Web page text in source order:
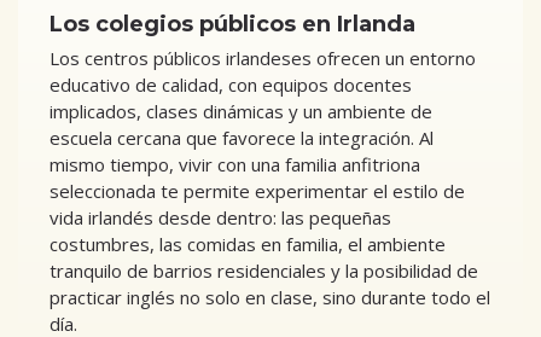
Los colegios públicos en Irlanda
Los centros públicos irlandeses ofrecen un entorno
educativo de calidad, con equipos docentes
implicados, clases dinámicas y un ambiente de
escuela cercana que favorece la integración. Al
mismo tiempo, vivir con una familia anfitriona
seleccionada te permite experimentar el estilo de
vida irlandés desde dentro: las pequeñas
costumbres, las comidas en familia, el ambiente
tranquilo de barrios residenciales y la posibilidad de
practicar inglés no solo en clase, sino durante todo el
día.